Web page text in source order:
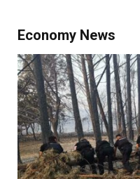
Economy News